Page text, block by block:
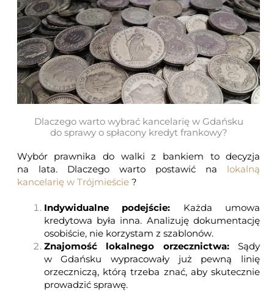
Dlaczego warto wybrać kancelarię w Gdańsku
do sprawy o spłacony kredyt frankowy?
Wybór prawnika do walki z bankiem to decyzja
na lata. Dlaczego warto postawić na lokalną
kancelarię w Trójmieście?
Indywidualne podejście: Każda umowa
kredytowa była inna. Analizuję dokumentację
osobiście, nie korzystam z szablonów.
Znajomość lokalnego orzecznictwa:
Sądy
w Gdańsku wypracowały już pewną linię
orzeczniczą, którą trzeba znać, aby skutecznie
prowadzić sprawę.